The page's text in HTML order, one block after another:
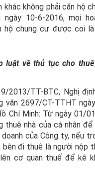
khác không phải căn hộ
ngày 10-6-2016, mọi
hộ chung cư được coi
luật về thủ tục cho
2013/TT-BTC, Nghị
văn 2697/CT-TTHT
Chí Minh: Từ ngày 01/
thuê nhà của cá nhân
của Công ty, nếu
đi thuê là người nộp
cơ quan thuế để kê